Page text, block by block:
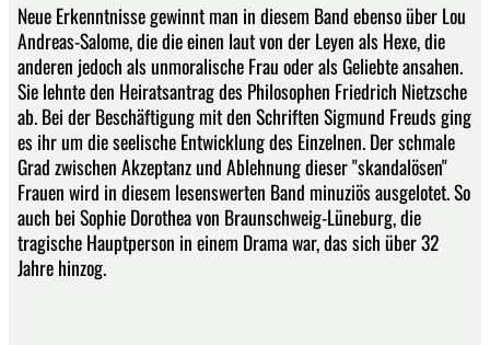
Neue Erkenntnisse gewinnt man in diesem Band ebenso über Lou
Andreas-Salome, die die einen laut von der Leyen als Hexe, die
anderen jedoch als unmoralische Frau oder als Geliebte ansahen.
Sie lehnte den Heiratsantrag des Philosophen Friedrich Nietzsche
ab. Bei der Beschäftigung mit den Schriften Sigmund Freuds ging
es ihr um die seelische Entwicklung des Einzelnen. Der schmale
Grad zwischen Akzeptanz und Ablehnung dieser "skandalösen"
Frauen wird in diesem lesenswerten Band minuziös ausgelotet. So
auch bei Sophie Dorothea von Braunschweig-Lüneburg, die
tragische Hauptperson in einem Drama war, das sich über 32
Jahre hinzog.